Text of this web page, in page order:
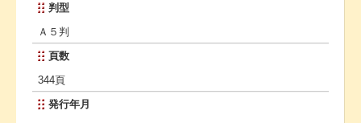
判型
Ａ５判
頁数
344頁
発行年月